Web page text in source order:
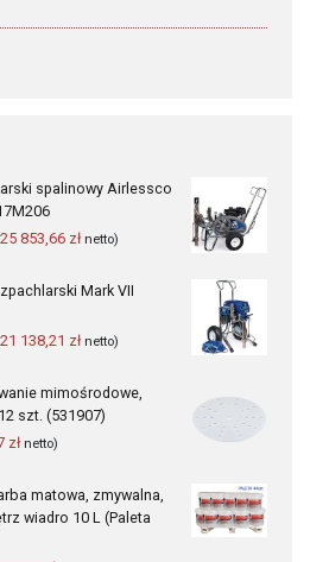
spalinowy Airlessco
wynosi:
31
25 853,66 złnetto)
Mark VII
wynosi:
26
000,00 zł.
21 138,21 złnetto)
mimośrodowe,
szt. (531907)
złnetto)
matowa, zmywalna,
wiadro 10 L (Paleta